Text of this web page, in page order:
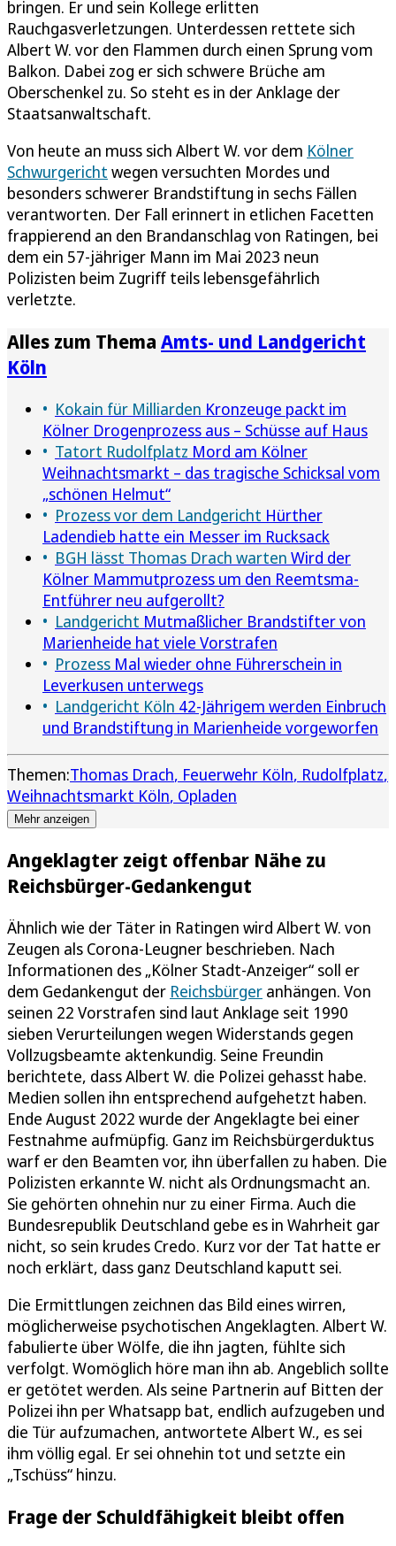
bringen. Er und sein Kollege erlitten
Rauchgasverletzungen. Unterdessen rettete sich
Albert W. vor den Flammen durch einen Sprung vom
Balkon. Dabei zog er sich schwere Brüche am
Oberschenkel zu. So steht es in der Anklage der
Staatsanwaltschaft.
Von heute an muss sich Albert W. vor dem Kölner
Schwurgericht wegen versuchten Mordes und
besonders schwerer Brandstiftung in sechs Fällen
verantworten. Der Fall erinnert in etlichen Facetten
frappierend an den Brandanschlag von Ratingen, bei
dem ein 57-jähriger Mann im Mai 2023 neun
Polizisten beim Zugriff teils lebensgefährlich
verletzte.
Alles zum Thema Amts- und Landgericht
Köln
Kokain für Milliarden Kronzeuge packt im
Kölner Drogenprozess aus – Schüsse auf Haus
Tatort Rudolfplatz Mord am Kölner
Weihnachtsmarkt – das tragische Schicksal vom
„schönen Helmut“
Prozess vor dem Landgericht Hürther
Ladendieb hatte ein Messer im Rucksack
BGH lässt Thomas Drach warten Wird der
Kölner Mammutprozess um den Reemtsma-
Entführer neu aufgerollt?
Landgericht Mutmaßlicher Brandstifter von
Marienheide hat viele Vorstrafen
Prozess Mal wieder ohne Führerschein in
Leverkusen unterwegs
Landgericht Köln 42-Jährigem werden Einbruch
und Brandstiftung in Marienheide vorgeworfen
Themen:Thomas Drach Feuerwehr Köln Rudolfplatz
Weihnachtsmarkt Köln Opladen
Mehr anzeigen
Angeklagter zeigt offenbar Nähe zu
Reichsbürger-Gedankengut
Ähnlich wie der Täter in Ratingen wird Albert W. von
Zeugen als Corona-Leugner beschrieben. Nach
Informationen des „Kölner Stadt-Anzeiger“ soll er
dem Gedankengut der Reichsbürger anhängen. Von
seinen 22 Vorstrafen sind laut Anklage seit 1990
sieben Verurteilungen wegen Widerstands gegen
Vollzugsbeamte aktenkundig. Seine Freundin
berichtete, dass Albert W. die Polizei gehasst habe.
Medien sollen ihn entsprechend aufgehetzt haben.
Ende August 2022 wurde der Angeklagte bei einer
Festnahme aufmüpfig. Ganz im Reichsbürgerduktus
warf er den Beamten vor, ihn überfallen zu haben. Die
Polizisten erkannte W. nicht als Ordnungsmacht an.
Sie gehörten ohnehin nur zu einer Firma. Auch die
Bundesrepublik Deutschland gebe es in Wahrheit gar
nicht, so sein krudes Credo. Kurz vor der Tat hatte er
noch erklärt, dass ganz Deutschland kaputt sei.
Die Ermittlungen zeichnen das Bild eines wirren,
möglicherweise psychotischen Angeklagten. Albert W.
fabulierte über Wölfe, die ihn jagten, fühlte sich
verfolgt. Womöglich höre man ihn ab. Angeblich sollte
er getötet werden. Als seine Partnerin auf Bitten der
Polizei ihn per Whatsapp bat, endlich aufzugeben und
die Tür aufzumachen, antwortete Albert W., es sei
ihm völlig egal. Er sei ohnehin tot und setzte ein
„Tschüss“ hinzu.
Frage der Schuldfähigkeit bleibt offen